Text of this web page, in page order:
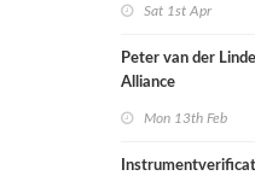
Sat 1st Apr
Peter van der
Alliance
Mon 13th Feb